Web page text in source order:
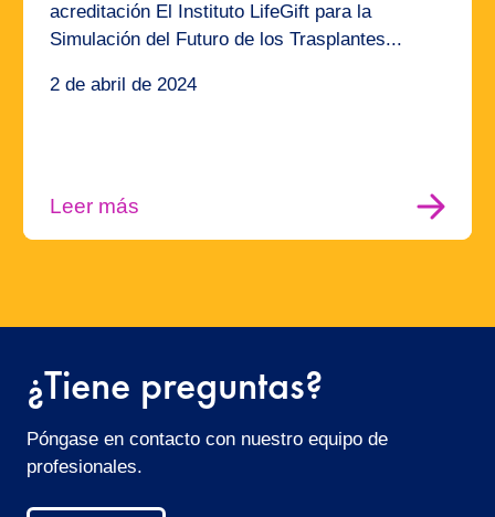
acreditación El Instituto LifeGift para la
Simulación del Futuro de los Trasplantes...
2 de abril de 2024
Leer más
¿Tiene preguntas?
Póngase en contacto con nuestro equipo de
profesionales.